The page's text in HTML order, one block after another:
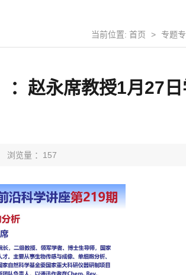
当前位置: 首页 > 专题
：赵永席教授1月27
浏览量 ：157